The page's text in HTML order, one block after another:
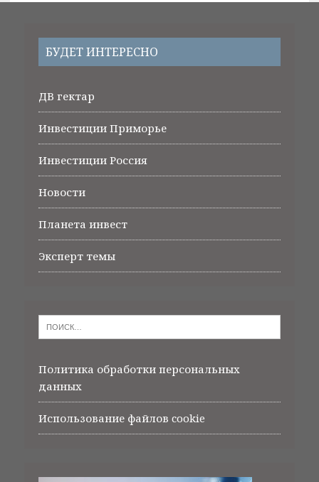
БУДЕТ ИНТЕРЕСНО
ДВ гектар
Инвестиции Приморье
Инвестиции Россия
Новости
Планета инвест
Эксперт темы
Политика обработки персональных
данных
Использование файлов cookie